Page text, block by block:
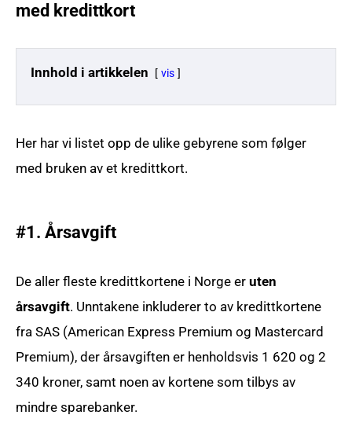
med kredittkort
Innhold i artikkelen vis
Her har vi listet opp de ulike gebyrene som følger
med bruken av et kredittkort.
#1. Årsavgift
De aller fleste kredittkortene i Norge eruten
årsavgift. Unntakene inkluderer to av kredittkortene
fra SAS (American Express Premium og Mastercard
Premium), der årsavgiften er henholdsvis 1 620 og 2
340 kroner, samt noen av kortene som tilbys av
mindre sparebanker.